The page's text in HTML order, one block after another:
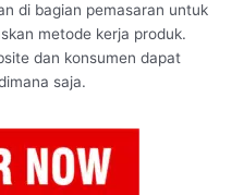
di bagian pemasaran untuk
metode kerja produk.
dan konsumen dapat
saja.